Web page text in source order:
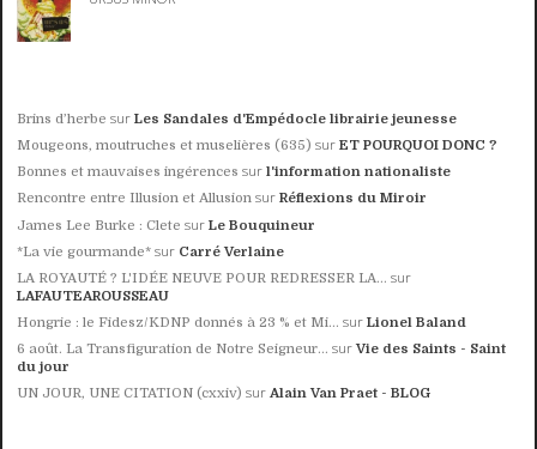
Brins d’herbe surLes Sandales d'Empédocle librairie jeunesse
Mougeons, moutruches et muselières (635) surET POURQUOI DONC ?
Bonnes et mauvaises ingérences surl'information nationaliste
Rencontre entre Illusion et Allusion surRéflexions du Miroir
James Lee Burke : Clete surLe Bouquineur
*La vie gourmande* sur Carré Verlaine
LA ROYAUTÉ ? L'IDÉE NEUVE POUR REDRESSER LA... sur
LAFAUTEAROUSSEAU
Hongrie : le Fidesz/KDNP donnés à 23 % et Mi... surLionel Baland
6 août. La Transfiguration de Notre Seigneur... surVie des Saints - Saint
du jour
UN JOUR, UNE CITATION (cxxiv) surAlain Van Praet - BLOG